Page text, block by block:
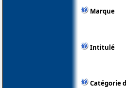
Marque
Intitulé
Catégorie